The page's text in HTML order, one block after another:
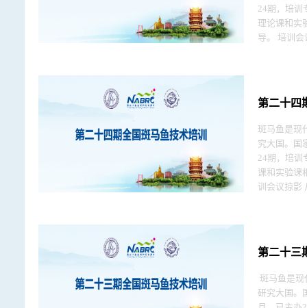
24期，培训专题
理论课和实
导。 培训会议掠影 从第三届全国培训开始，我们在培训结束时向学员发放了匿名课程评估表，由学员不记名填写，投入回收箱。在12次评估中，调
第二十四
斑马鱼是现
究大国。国
24期，培训专题
课和实验课
训会议掠影 从第三届全国培训开始，我们在培训结束时向学员发放了匿名课程评估表，由学员不记名填写，投入回收箱。在12次评估中，调查问卷
第二十三
研究大国。